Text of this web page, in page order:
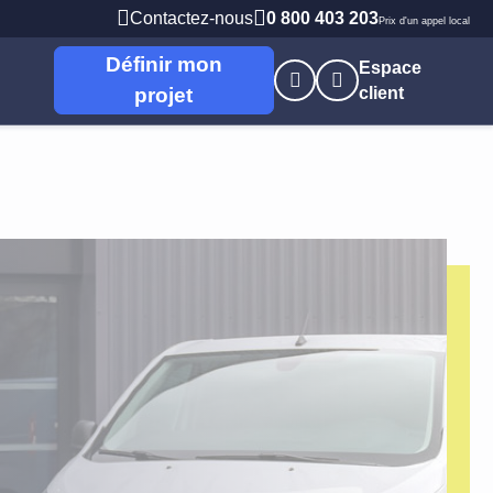
Contactez-nous 0 800 403 203Prix d'un appel local
Définir mon
projet
Espace
client